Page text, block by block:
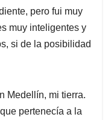
pero fui muy
muy inteligentes y
si de la posibilidad
Medellín, mi tierra.
pertenecía a la